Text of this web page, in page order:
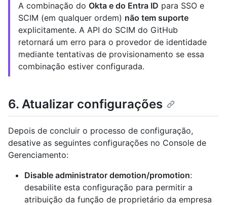
A combinação do Okta e do Entra ID para SSO e
SCIM (em qualquer ordem) não tem suporte
explicitamente. A API do SCIM do GitHub
retornará um erro para o provedor de identidade
mediante tentativas de provisionamento se essa
combinação estiver configurada.
6. Atualizar configurações
Depois de concluir o processo de configuração,
desative as seguintes configurações no Console de
Gerenciamento:
Disable administrator demotion/promotion:
desabilite esta configuração para permitir a
atribuição da função de proprietário da empresa